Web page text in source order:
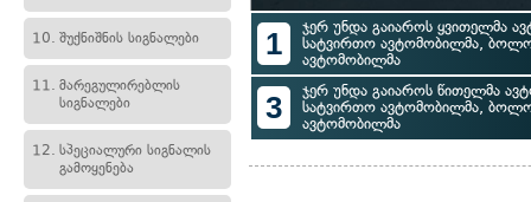
10. შუქნიშნის სიგნალები
11. მარეგულირებლის
სიგნალები
12. სპეციალური სიგნალის
გამოყენება
1
ჯერ უნდა გაიაროს ყვითელმა
სატვირთო ავტომობილმა,
ავტომობილმა
3
ჯერ უნდა გაიაროს წითელმა
სატვირთო ავტომობილმა,
ავტომობილმა